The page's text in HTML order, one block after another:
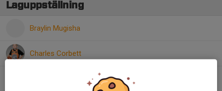
Laguppställning
Braylin Mugisha
Charles Corbett